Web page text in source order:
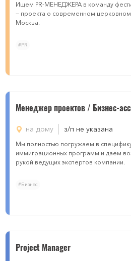
Ищем PR-МЕНЕДЖЕРА в команду
— проекта о современном церковном
Москва.
#PR
Менеджер проектов / Бизнес-
на дому з/п не указана
Мы полностью погружаем в
иммиграционных программ и даём
рукой ведущих экспертов компании.
#Бизнес
Project Manager